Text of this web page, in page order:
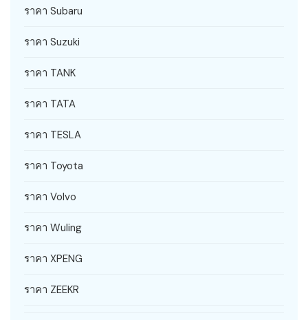
ราคา Subaru
ราคา Suzuki
ราคา TANK
ราคา TATA
ราคา TESLA
ราคา Toyota
ราคา Volvo
ราคา Wuling
ราคา XPENG
ราคา ZEEKR